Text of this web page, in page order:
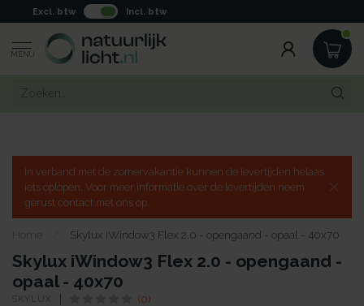
Excl. btw Incl. btw
MENU
In verband met de zomervakantie kunnen de levertijden helaas
iets oplopen. Voor meer informatie over de levertijden neem
gerust contact met ons op.
Home Skylux iWindow3 Flex 2.0 - opengaand - opaal - 40x70
Skylux iWindow3 Flex 2.0 - opengaand -
opaal - 40x70
SKYLUX (0)